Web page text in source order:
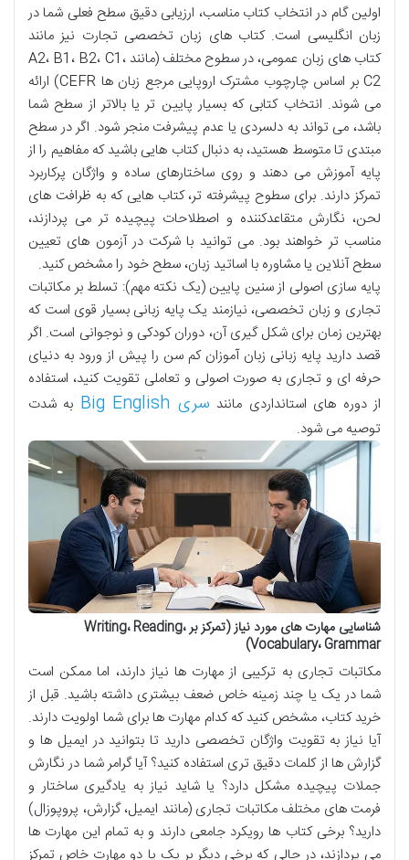
اولین گام در انتخاب کتاب مناسب، ارزیابی دقیق سطح فعلی شما در
زبان انگلیسی است. کتاب های زبان تخصصی تجارت نیز مانند
کتاب های زبان عمومی، در سطوح مختلف (مانند A2، B1، B2، C1،
C2 بر اساس چارچوب مشترک اروپایی مرجع زبان ها CEFR) ارائه
می شوند. انتخاب کتابی که بسیار پایین تر یا بالاتر از سطح شما
باشد، می تواند به دلسردی یا عدم پیشرفت منجر شود. اگر در سطح
مبتدی تا متوسط هستید، به دنبال کتاب هایی باشید که مفاهیم را از
پایه آموزش می دهند و روی ساختارهای ساده و واژگان پرکاربرد
تمرکز دارند. برای سطوح پیشرفته تر، کتاب هایی که به ظرافت های
لحن، نگارش متقاعدکننده و اصطلاحات پیچیده تر می پردازند،
مناسب تر خواهند بود. می توانید با شرکت در آزمون های تعیین
سطح آنلاین یا مشاوره با اساتید زبان، سطح خود را مشخص کنید.
پایه سازی اصولی از سنین پایین (یک نکته مهم): تسلط بر مکاتبات
تجاری و زبان تخصصی، نیازمند یک پایه زبانی بسیار قوی است که
بهترین زمان برای شکل گیری آن، دوران کودکی و نوجوانی است. اگر
قصد دارید پایه زبانی زبان آموزان کم سن را پیش از ورود به دنیای
حرفه ای و تجاری به صورت اصولی و تعاملی تقویت کنید، استفاده
از دوره های استانداردی مانند سری Big English
به شدت
توصیه می شود.
شناسایی مهارت های مورد نیاز (تمرکز بر Writing، Reading،
Vocabulary، Grammar)
مکاتبات تجاری به ترکیبی از مهارت ها نیاز دارند، اما ممکن است
شما در یک یا چند زمینه خاص ضعف بیشتری داشته باشید. قبل از
خرید کتاب، مشخص کنید که کدام مهارت ها برای شما اولویت دارند.
آیا نیاز به تقویت واژگان تخصصی دارید تا بتوانید در ایمیل ها و
گزارش ها از کلمات دقیق تری استفاده کنید؟ آیا گرامر شما در نگارش
جملات پیچیده مشکل دارد؟ یا شاید نیاز به یادگیری ساختار و
فرمت های مختلف مکاتبات تجاری (مانند ایمیل، گزارش، پروپوزال)
دارید؟ برخی کتاب ها رویکرد جامعی دارند و به تمام این مهارت ها
می پردازند، در حالی که برخی دیگر بر یک یا دو مهارت خاص تمرکز